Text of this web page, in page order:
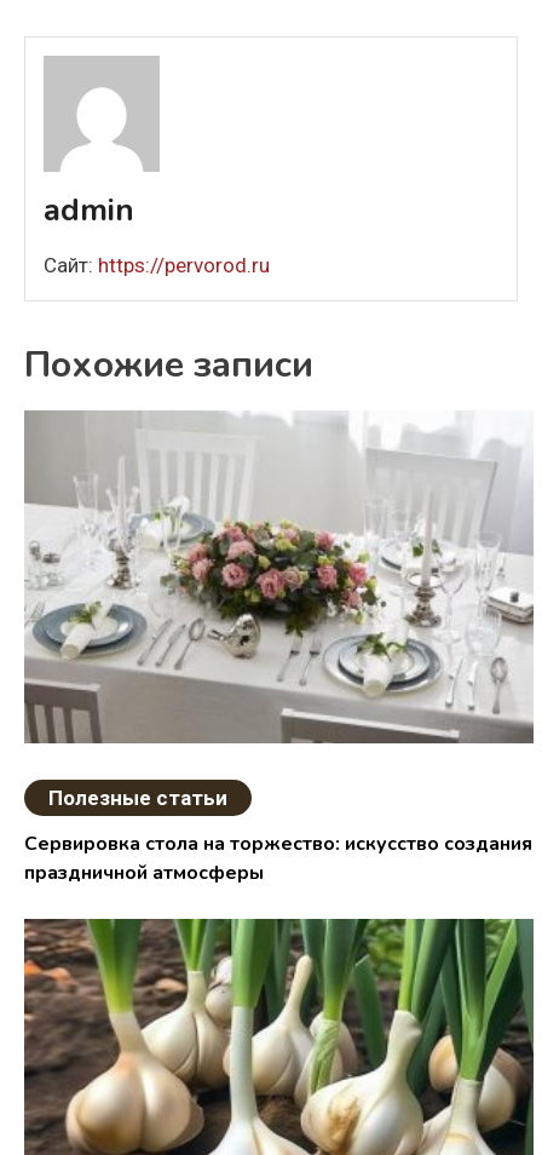
admin
Сайт: https://pervorod.ru
Похожие записи
Полезные статьи
Сервировка стола на торжество: искусство создания
праздничной атмосферы